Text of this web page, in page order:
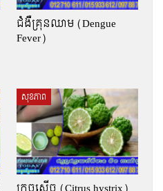
ជំងឺគ្រុនឈាម (Dengue
Fever)
សុខភាព